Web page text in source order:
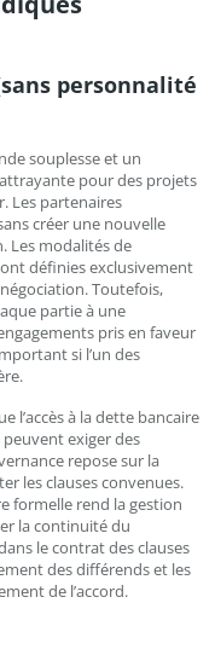
personnalité
souplesse et un
pour des projets
Les partenaires
créer une nouvelle
Les modalités de
définies exclusivement
Toutefois,
partie à une
pris en faveur
si l’un des
l’accès à la dette bancaire
exiger des
repose sur la
les clauses convenues.
formelle rend la gestion
la continuité du
le contrat des clauses
des différends et les
de l’accord.